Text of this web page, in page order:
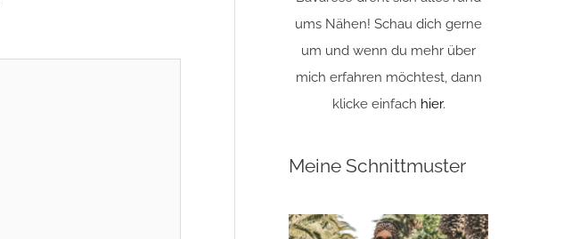
ums Nähen! Schau dich gerne
um und wenn du mehr über
mich erfahren möchtest, dann
klicke einfach hier.
Meine Schnittmuster